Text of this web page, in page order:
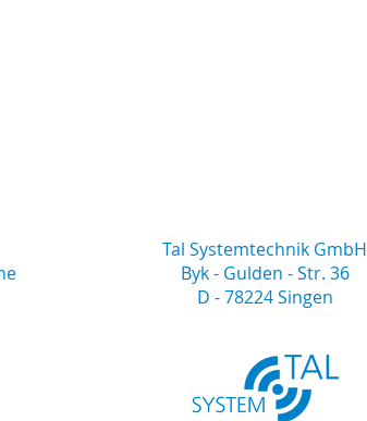
Tal Systemtechnik GmbH
Byk - Gulden - Str. 36
D - 78224 Singen